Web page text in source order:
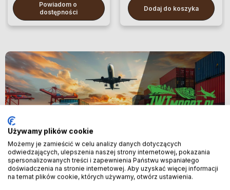
Powiadom o
dostępności
Dodaj do koszyka
Nowość
🚢 Bezpośredni import z Chin –
Używamy plików cookie
Możemy je zamieścić w celu analizy danych dotyczących
odwiedzających, ulepszenia naszej strony internetowej, pokazania
spersonalizowanych treści i zapewnienia Państwu wspaniałego
doświadczenia na stronie internetowej. Aby uzyskać więcej informacji
na temat plików cookie, których używamy, otwórz ustawienia.